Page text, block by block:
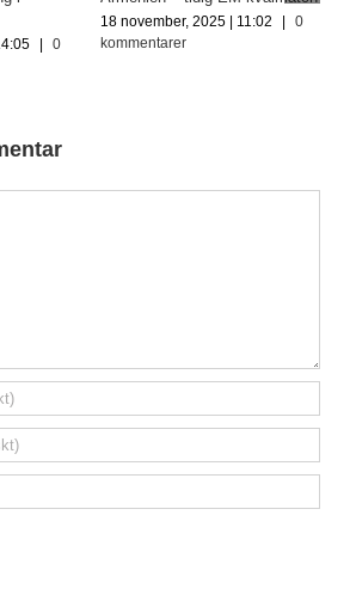
|
0
18 november, 2025 | 11:02 |
0
kommentarer